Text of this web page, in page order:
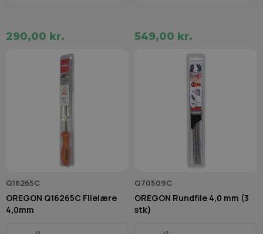
290,00 kr. 549,00 kr.
Q16265C
OREGON Q16265C Filelære
4,0mm
Q70509C
OREGON Rundfile 4,0 mm (3
stk)